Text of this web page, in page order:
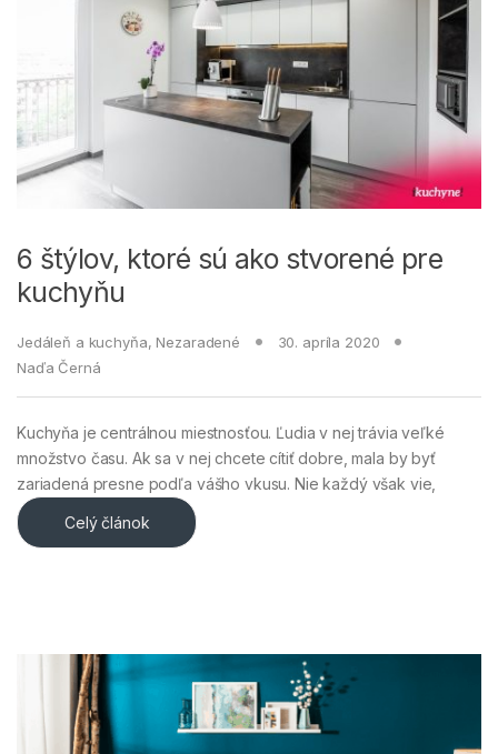
6 štýlov, ktoré sú ako stvorené pre
kuchyňu
Jedáleň a kuchyňa, Nezaradené
30. apríla 2020
Naďa Černá
Kuchyňa je centrálnou miestnosťou. Ľudia v nej trávia veľké
množstvo času. Ak sa v nej chcete cítiť dobre, mala by byť
zariadená presne podľa vášho vkusu. Nie každý však vie,
Celý článok